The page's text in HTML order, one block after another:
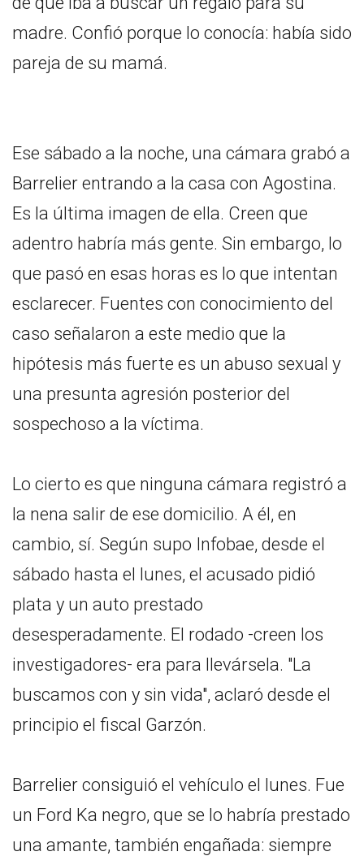
madre. Confió porque lo conocía: había sido
pareja de su mamá.
Ese sábado a la noche, una cámara grabó a
Barrelier entrando a la casa con Agostina.
Es la última imagen de ella. Creen que
adentro habría más gente. Sin embargo, lo
que pasó en esas horas es lo que intentan
esclarecer. Fuentes con conocimiento del
caso señalaron a este medio que la
hipótesis más fuerte es un abuso sexual y
una presunta agresión posterior del
sospechoso a la víctima.
Lo cierto es que ninguna cámara registró a
la nena salir de ese domicilio. A él, en
cambio, sí. Según supo Infobae, desde el
sábado hasta el lunes, el acusado pidió
plata y un auto prestado
desesperadamente. El rodado -creen los
investigadores- era para llevársela. "La
buscamos con y sin vida", aclaró desde el
principio el fiscal Garzón.
Barrelier consiguió el vehículo el lunes. Fue
un Ford Ka negro, que se lo habría prestado
una amante, también engañada: siempre